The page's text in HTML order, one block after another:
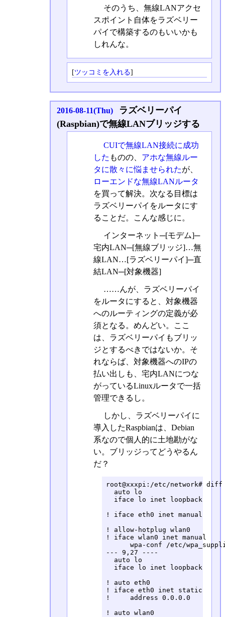
そのうち、無線LANアクセ
スポイント自体をラズベリー
パイで構築するのもいいかも
しれんな。
[ツッコミを入れる]
2016-08-11(Thu)
ラズベリーパイ
(Raspbian)で無線LANブリッジする
CUIで無線LAN接続に成功
した ものの、 アホな無線ルー
タに散々に悩ませられたが、
ローエンドな無線LANルータ
を買って解決。次なる目標は
ラズベリーパイをルータにす
ることだ。こんな感じに。
インターネット─[モデム]─
宅内LAN─[無線ブリッジ]…無
線LAN…[ラズベリーパイ]─直
結LAN─[対象機器]
……んが、ラズベリーパイ
をルータにすると、対象機器
へのルーティングの定義が必
須となる。めんどい。ここ
は、ラズベリーパイもブリッ
ジとするべきではないか。そ
れならば、対象機器へのIPの
払い出しも、宅内LANにつな
がっているLinuxルータで一括
管理できるし。
しかし、ラズベリーパイに
導入したRaspbianは、Debian
系なので個人的に土地勘がな
い。ブリッジってどうやるん
だ？
root@xxxpi:/etc/network#
  auto lo
  iface lo inet loopback
! iface eth0 inet manual
! allow-hotplug wlan0
! iface wlan0 inet manual
wpa-conf /etc/
--- 9,27 ----
  auto lo
  iface lo inet loopback
! auto eth0
! iface eth0 inet static
!     address 0.0.0.0
! auto wlan0